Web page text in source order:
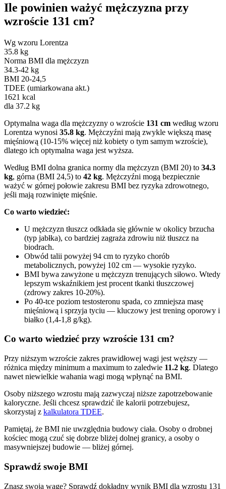
Ile powinien ważyć mężczyzna przy
wzroście 131 cm?
Wg wzoru Lorentza
35.8 kg
Norma BMI dla mężczyzn
34.3-42 kg
BMI 20-24,5
TDEE (umiarkowana akt.)
1621 kcal
dla 37.2 kg
Optymalna waga dla mężczyzny o wzroście 131 cm według wzoru
Lorentza wynosi 35.8 kg. Mężczyźni mają zwykle większą masę
mięśniową (10-15% więcej niż kobiety o tym samym wzroście),
dlatego ich optymalna waga jest wyższa.
Według BMI dolna granica normy dla mężczyzn (BMI 20) to 34.3
kg, górna (BMI 24,5) to 42 kg. Mężczyźni mogą bezpiecznie
ważyć w górnej połowie zakresu BMI bez ryzyka zdrowotnego,
jeśli mają rozwinięte mięśnie.
Co warto wiedzieć:
U mężczyzn tłuszcz odkłada się głównie w okolicy brzucha
(typ jabłka), co bardziej zagraża zdrowiu niż tłuszcz na
biodrach.
Obwód talii powyżej 94 cm to ryzyko chorób
metabolicznych, powyżej 102 cm — wysokie ryzyko.
BMI bywa zawyżone u mężczyzn trenujących siłowo. Wtedy
lepszym wskaźnikiem jest procent tkanki tłuszczowej
(zdrowy zakres 10-20%).
Po 40-tce poziom testosteronu spada, co zmniejsza masę
mięśniową i sprzyja tyciu — kluczowy jest trening oporowy i
białko (1,4-1,8 g/kg).
Co warto wiedzieć przy wzroście 131 cm?
Przy niższym wzroście zakres prawidłowej wagi jest węższy —
różnica między minimum a maximum to zaledwie 11.2 kg. Dlatego
nawet niewielkie wahania wagi mogą wpłynąć na BMI.
Osoby niższego wzrostu mają zazwyczaj niższe zapotrzebowanie
kaloryczne. Jeśli chcesz sprawdzić ile kalorii potrzebujesz,
skorzystaj z kalkulatora TDEE.
Pamiętaj, że BMI nie uwzględnia budowy ciała. Osoby o drobnej
kościec mogą czuć się dobrze bliżej dolnej granicy, a osoby o
masywniejszej budowie — bliżej górnej.
Sprawdź swoje BMI
Znasz swoją wagę? Sprawdź dokładny wynik BMI dla wzrostu 131